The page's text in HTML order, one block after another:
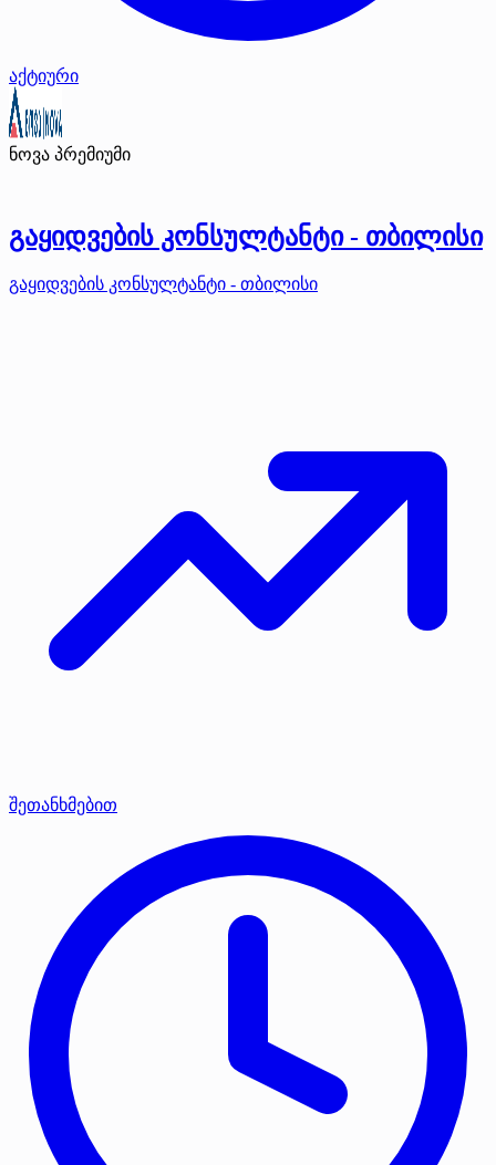
აქტიური
ნოვა პრემიუმი
გაყიდვების კონსულტანტი - თბილისი
გაყიდვების კონსულტანტი - თბილისი
შეთანხმებით